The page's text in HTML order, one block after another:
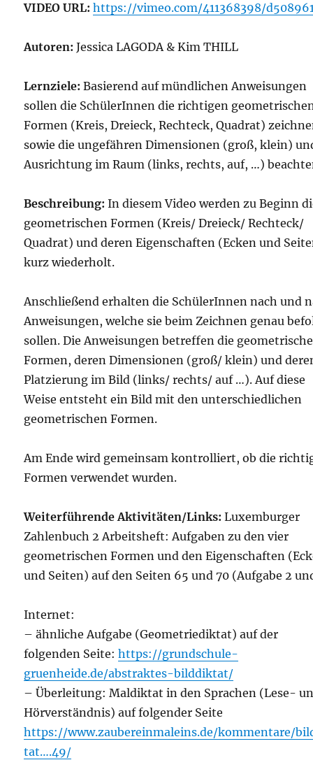
VIDEO URL: https://vimeo.com/411368398/
Autoren: Jessica LAGODA & Kim THILL
Lernziele: Basierend auf mündlichen Anweisungen
sollen die SchülerInnen die richtigen
Formen (Kreis, Dreieck, Rechteck, Quadrat)
sowie die ungefähren Dimensionen (groß, klein)
Ausrichtung im Raum (links, rechts, auf, …)
Beschreibung: In diesem Video werden zu Beginn
geometrischen Formen (Kreis/ Dreieck/ Rechteck/
Quadrat) und deren Eigenschaften (Ecken und
kurz wiederholt.
Anschließend erhalten die SchülerInnen nach und
Anweisungen, welche sie beim Zeichnen genau
sollen. Die Anweisungen betreffen die
Formen, deren Dimensionen (groß/ klein) und
Platzierung im Bild (links/ rechts/ auf …). Auf diese
Weise entsteht ein Bild mit den unterschiedlichen
geometrischen Formen.
Am Ende wird gemeinsam kontrolliert, ob die
Formen verwendet wurden.
Weiterführende Aktivitäten/Links: Luxemburger
Zahlenbuch 2 Arbeitsheft: Aufgaben zu den vier
geometrischen Formen und den Eigenschaften
und Seiten) auf den Seiten 65 und 70 (Aufgabe 2
Internet:
– ähnliche Aufgabe (Geometriediktat) auf der
folgenden Seite:https://grundschule-
gruenheide.de/abstraktes-bilddiktat/
– Überleitung: Maldiktat in den Sprachen (Lese-
Hörverständnis) auf folgender Seite
https://www.zaubereinmaleins.de/kommentare/
tat….49/